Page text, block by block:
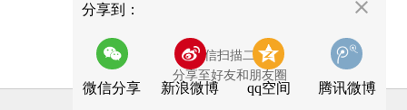
分享到：
微信分享
用微信扫描二维码
分享至好友和朋友圈
新浪微博 qq空间 腾讯微博